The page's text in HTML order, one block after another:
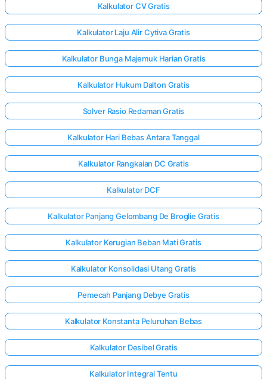
Kalkulator CV Gratis
Kalkulator Laju Alir Cytiva Gratis
Kalkulator Bunga Majemuk Harian Gratis
Kalkulator Hukum Dalton Gratis
Solver Rasio Redaman Gratis
Kalkulator Hari Bebas Antara Tanggal
Kalkulator Rangkaian DC Gratis
Kalkulator DCF
Kalkulator Panjang Gelombang De Broglie Gratis
Kalkulator Kerugian Beban Mati Gratis
Kalkulator Konsolidasi Utang Gratis
Pemecah Panjang Debye Gratis
Kalkulator Konstanta Peluruhan Bebas
Kalkulator Desibel Gratis
Kalkulator Integral Tentu